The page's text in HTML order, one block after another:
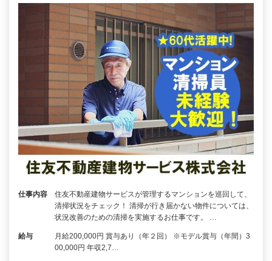
仕事内容
住友不動産建物サービスが管理するマンションを巡回して、
清掃状況をチェック！ 清掃が行き届かない物件については、
状況改善のための清掃を実施するお仕事です。 …
給与
月給200,000円 賞与あり（年２回） ※モデル賞与（年間）3
00,000円 年収2,7…